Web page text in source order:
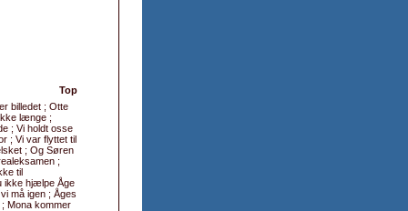
Top
billedet ; Otte
længe ;
; Vi holdt osse
; Vi var flyttet til
; Og Søren
;
til
ikke hjælpe Åge
må igen ; Åges
Mona kommer